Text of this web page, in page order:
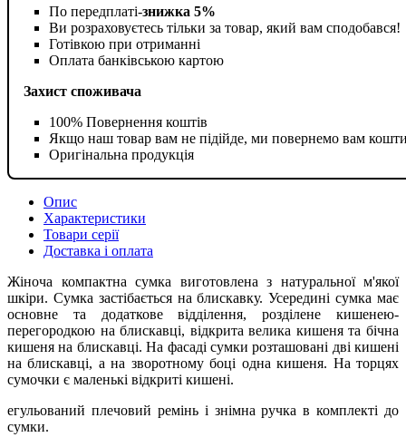
По передплаті-знижка 5%
Ви розраховуєтесь тільки за товар, який вам сподобався!
Готівкою при отриманні
Оплата банківською картою
Захист споживача
100% Повернення коштів
Якщо наш товар вам не підійде, ми повернемо вам
Оригінальна продукція
Опис
Характеристики
Товари серії
Доставка і оплата
Жіноча компактна сумка виготовлена з натуральної м'якої
шкіри. Сумка застібається на блискавку. Усередині сумка має
основне та додаткове відділення, розділене кишенею-
перегородкою на блискавці, відкрита велика кишеня та бічна
кишеня на блискавці. На фасаді сумки розташовані дві кишені
на блискавці, а на зворотному боці одна кишеня. На торцях
сумочки є маленькі відкриті кишені.
егульований плечовий ремінь і знімна ручка в комплекті до
сумки.